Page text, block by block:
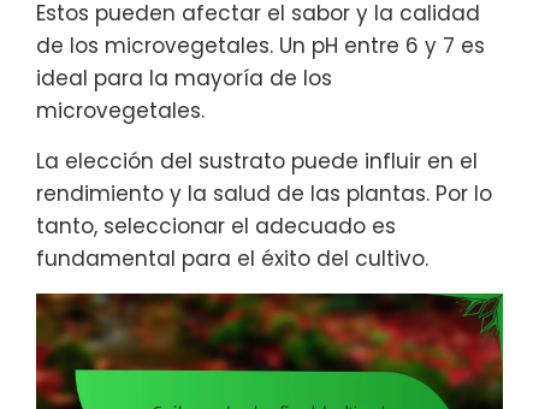
Estos pueden afectar el sabor y la calidad
de los microvegetales. Un pH entre 6 y 7 es
ideal para la mayoría de los
microvegetales.
La elección del sustrato puede influir en el
rendimiento y la salud de las plantas. Por lo
tanto, seleccionar el adecuado es
fundamental para el éxito del cultivo.